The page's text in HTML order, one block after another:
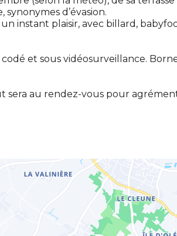
d’évasion.
instant plaisir, avec billard,
et sous vidéosurveillance.
sera au rendez-vous pour